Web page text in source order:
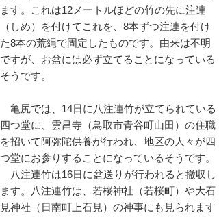
ます。これは12メートルほどの竹の先に注連
（しめ）を付けてこれを、8本ずつ注連を付け
た8本の荒縄で固定したものです。由来は不明
ですが、お盆には必ず立てることになっている
そうです。
亀尻では、14日に八注連竹が立てられている
四つ堂に、雲昌寺（鳥取市青谷町山田）の住職
を招いて阿弥陀供養が行われ、地区の人々が四
つ堂にお参りすることになっているそうです。
八注連竹は16日に盆送りが行われると撤収し
ます。八注連竹は、若桜神社（若桜町）や大石
見神社（日南町上石見）の神事にも見られます